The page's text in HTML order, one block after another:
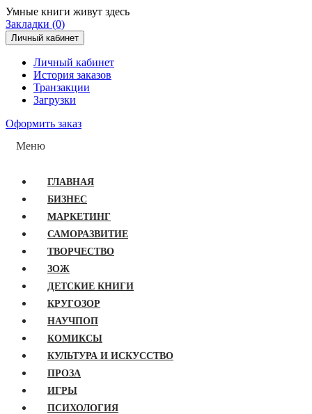
Умные книги живут здесь
Закладки (0)
Личный кабинет
Личный кабинет
История заказов
Транзакции
Загрузки
Оформить заказ
Меню
ГЛАВНАЯ
БИЗНЕС
МАРКЕТИНГ
САМОРАЗВИТИЕ
ТВОРЧЕСТВО
ЗОЖ
ДЕТСКИЕ КНИГИ
КРУГОЗОР
НАУЧПОП
КОМИКСЫ
КУЛЬТУРА И ИСКУССТВО
ПРОЗА
ИГРЫ
ПСИХОЛОГИЯ